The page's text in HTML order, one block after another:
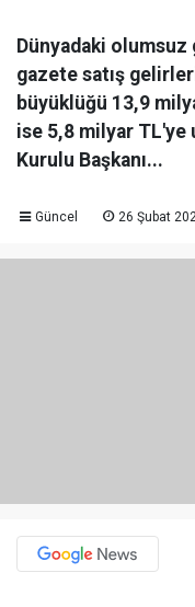
Dünyadaki olumsuz
gazete satış
büyüklüğü 13,9
ise 5,8 milyar
Kurulu Başkanı...
Güncel 26 Şubat